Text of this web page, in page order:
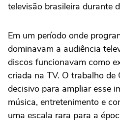
televisão brasileira durante
Em um período onde
dominavam a audiência
discos funcionavam como
criada na TV. O trabalho de
decisivo para ampliar esse
música, entretenimento e
uma escala rara para a